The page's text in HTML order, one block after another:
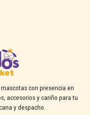
con presencia en
accesorios y cariño para tu
y despacho.